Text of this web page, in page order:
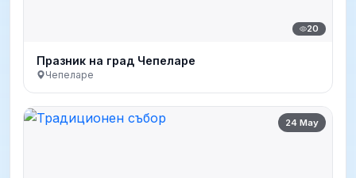
20
Празник на град Чепеларе
Чепеларе
24 May